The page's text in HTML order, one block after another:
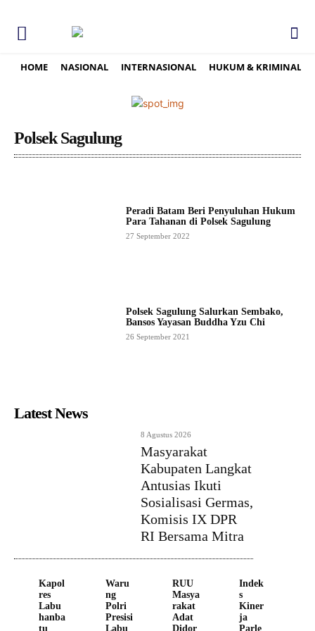
HOME NASIONAL INTERNASIONAL HUKUM & KRIMINAL
Polsek Sagulung
Peradi Batam Beri Penyuluhan Hukum
Para Tahanan di Polsek Sagulung
27 September 2022
Polsek Sagulung Salurkan Sembako,
Bansos Yayasan Buddha Yzu Chi
26 September 2021
Latest News
8 Agustus 2026
Masyarakat
Kabupaten Langkat
Antusias Ikuti
Sosialisasi Germas,
Komisis IX DPR
RI Bersama Mitra
Kapol
res
Labu
hanba
tu
Waru
ng
Polri
Presisi
Labu
RUU
Masya
rakat
Adat
Didor
Indek
s
Kiner
ja
Parle